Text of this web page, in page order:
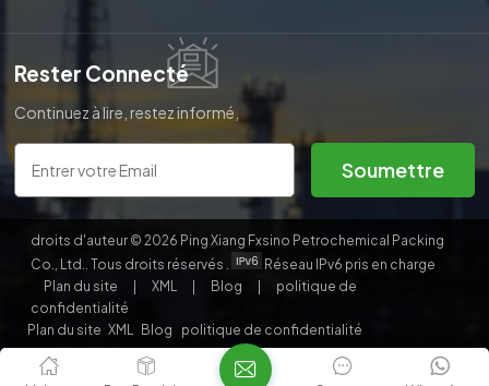
Rester Connecté
Continuez à lire, restez informé,
abonnez-vous et nous vous
invitons à nous dire ce que vous
en pensez.
Soumettre
droits d'auteur © 2026 Ping Xiang Fxsino Petrochemical Packing
Co., Ltd.. Tous droits réservés .
Réseau IPv6 pris en charge
Plan du site
XML Blog
politique de
confidentialité
Plan du site XML Blog politique de confidentialité